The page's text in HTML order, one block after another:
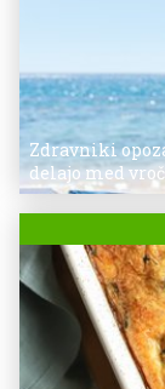
Zdravniki
delajo med